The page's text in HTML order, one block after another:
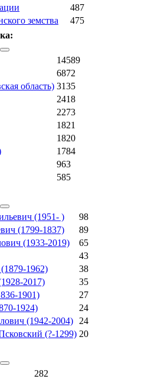
487
земства
475
14589
6872
область) 3135
2418
2273
1821
1820
1784
963
585
(1951- )
98
(1799-1837)
89
(1933-2019)
65
43
1962)
38
2017)
35
1901)
27
1924)
24
(1942-2004)
24
(?-1299) 20
282